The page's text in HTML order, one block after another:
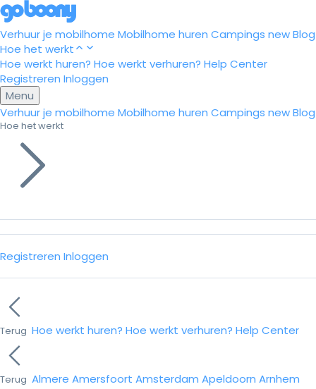
Verhuur je mobilhome Mobilhome huren Campings newBlog
Hoe het werkt
Hoe werkt huren? Hoe werkt verhuren? Help Center
Registreren Inloggen
Menu
Verhuur je mobilhome Mobilhome huren Campings newBlog
Hoe het werkt
Registreren Inloggen
Terug Hoe werkt huren? Hoe werkt verhuren? Help Center
Terug Almere Amersfoort Amsterdam Apeldoorn Arnhem